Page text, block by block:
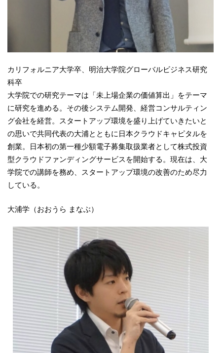
カリフォルニア大学卒、明治大学院グローバルビジネス研究
科卒
大学院での研究テーマは「未上場企業の価値算出」をテーマ
に研究を進める。その後システム開発、経営コンサルティン
グ会社を経営。スタートアップ環境を盛り上げていきたいと
の思いで共同代表の大浦とともに日本クラウドキャピタルを
創業。日本初の第一種少額電子募集取扱業者として株式投資
型クラウドファンディングサービスを開始する。現在は、大
学院での講師を務め、スタートアップ環境の改善のため尽力
している。
大浦学（おおうら まなぶ）